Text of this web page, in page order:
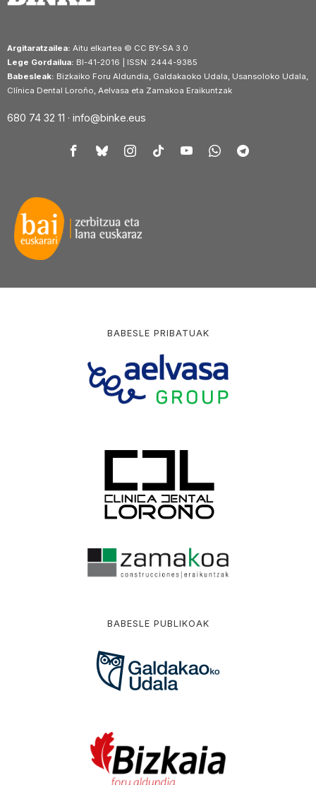
Argitaratzailea: Aitu elkartea © CC BY-SA 3.0
Lege Gordailua: BI-41-2016 | ISSN: 2444-9385
Babesleak: Bizkaiko Foru Aldundia, Galdakaoko Udala, Usansoloko Udala,
Clínica Dental Loroño, Aelvasa eta Zamakoa Eraikuntzak
680 74 32 11 · info@binke.eus
BABESLE PRIBATUAK
BABESLE PUBLIKOAK